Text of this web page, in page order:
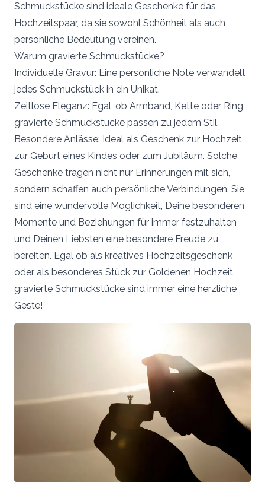
Schmuckstücke sind ideale Geschenke für das
Hochzeitspaar, da sie sowohl Schönheit als auch
persönliche Bedeutung vereinen.
Warum gravierte Schmuckstücke?
Individuelle Gravur: Eine persönliche Note verwandelt
jedes Schmuckstück in ein Unikat.
Zeitlose Eleganz: Egal, ob Armband, Kette oder Ring,
gravierte Schmuckstücke passen zu jedem Stil.
Besondere Anlässe: Ideal als Geschenk zur Hochzeit,
zur Geburt eines Kindes oder zum Jubiläum. Solche
Geschenke tragen nicht nur Erinnerungen mit sich,
sondern schaffen auch persönliche Verbindungen. Sie
sind eine wundervolle Möglichkeit, Deine besonderen
Momente und Beziehungen für immer festzuhalten
und Deinen Liebsten eine besondere Freude zu
bereiten. Egal ob als kreatives Hochzeitsgeschenk
oder als besonderes Stück zur Goldenen Hochzeit,
gravierte Schmuckstücke sind immer eine herzliche
Geste!